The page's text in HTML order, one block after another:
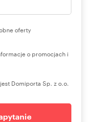
oferty
o promocjach i
Domiporta Sp. z o.o.